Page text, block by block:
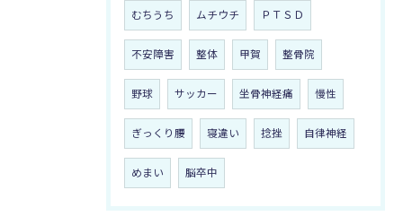
むちうち ムチウチ ＰＴＳＤ
不安障害 整体 甲賀 整骨院
野球 サッカー 坐骨神経痛 慢性
ぎっくり腰 寝違い 捻挫 自律神経
めまい 脳卒中